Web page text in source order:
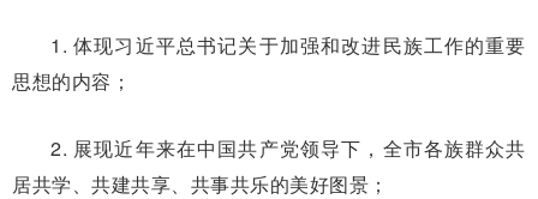
1. 体现习近平总书记关于加强和改进民族工作的重要
思想的内容；
2. 展现近年来在中国共产党领导下，全市各族群众共
居共学、共建共享、共事共乐的美好图景；